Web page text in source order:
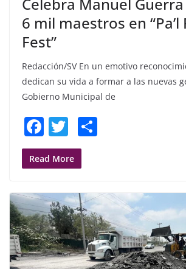
6 mil maestros en “Pa’l
Fest”
Redacción/SV En un emotivo
dedican su vida a formar a las nuevas
Gobierno Municipal de
F
a
c
b
o
o
k
T
w
itt
Read More